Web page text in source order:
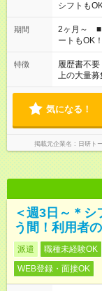
シフトも
「家族と
など、あな
ーク希望の
のお仕事
ません
期間
2ヶ月～ ■
ートもOK！
特徴 履歴書不要
上の大量募
気になる！
掲載元企業名 日研ト
＜週3日～＊
う間！利用者
派遣 職種未経験OK
WEB登録・面接OK